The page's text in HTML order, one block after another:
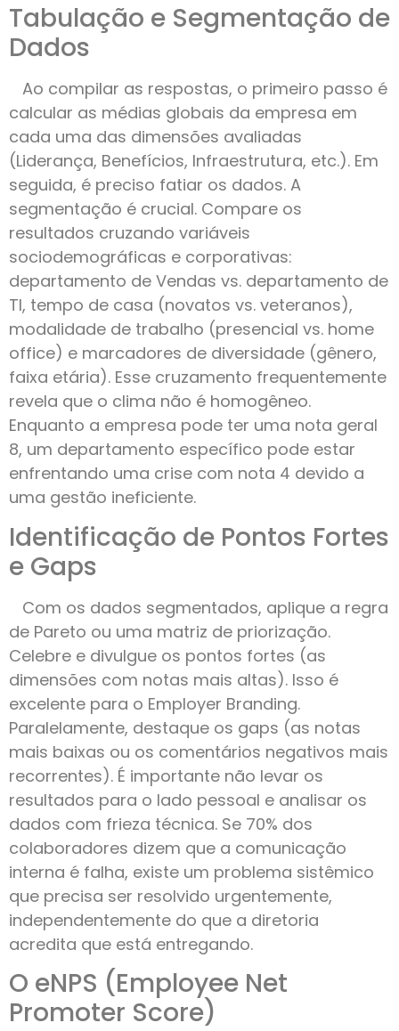
Tabulação e Segmentação de
Dados
Ao compilar as respostas, o primeiro passo é
calcular as médias globais da empresa em
cada uma das dimensões avaliadas
(Liderança, Benefícios, Infraestrutura, etc.). Em
seguida, é preciso fatiar os dados. A
segmentação é crucial. Compare os
resultados cruzando variáveis
sociodemográficas e corporativas:
departamento de Vendas vs. departamento de
TI, tempo de casa (novatos vs. veteranos),
modalidade de trabalho (presencial vs. home
office) e marcadores de diversidade (gênero,
faixa etária). Esse cruzamento frequentemente
revela que o clima não é homogêneo.
Enquanto a empresa pode ter uma nota geral
8, um departamento específico pode estar
enfrentando uma crise com nota 4 devido a
uma gestão ineficiente.
Identificação de Pontos Fortes
e Gaps
Com os dados segmentados, aplique a regra
de Pareto ou uma matriz de priorização.
Celebre e divulgue os pontos fortes (as
dimensões com notas mais altas). Isso é
excelente para o Employer Branding.
Paralelamente, destaque os gaps (as notas
mais baixas ou os comentários negativos mais
recorrentes). É importante não levar os
resultados para o lado pessoal e analisar os
dados com frieza técnica. Se 70% dos
colaboradores dizem que a comunicação
interna é falha, existe um problema sistêmico
que precisa ser resolvido urgentemente,
independentemente do que a diretoria
acredita que está entregando.
O eNPS (Employee Net
Promoter Score)